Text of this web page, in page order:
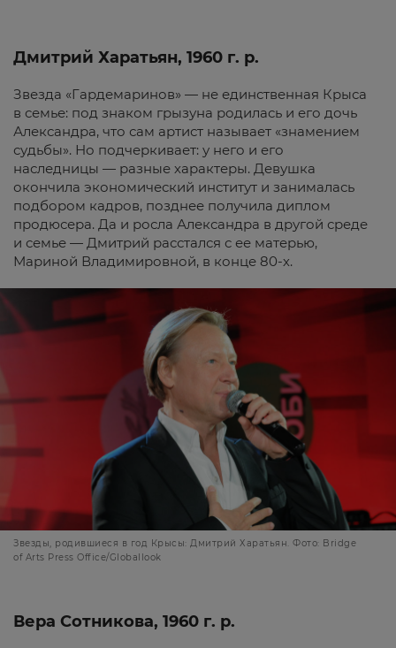
Дмитрий Харатьян, 1960 г. р.
Звезда «Гардемаринов» — не единственная Крыса
в семье: под знаком грызуна родилась и его дочь
Александра, что сам артист называет «знамением
судьбы». Но подчеркивает: у него и его
наследницы — разные характеры. Девушка
окончила экономический институт и занималась
подбором кадров, позднее получила диплом
продюсера. Да и росла Александра в другой среде
и семье — Дмитрий расстался с ее матерью,
Мариной Владимировной, в конце 80-х.
Звезды, родившиеся в год Крысы: Дмитрий Харатьян. Фото: Bridge
of Arts Press Office/Globallook
Вера Сотникова, 1960 г. р.